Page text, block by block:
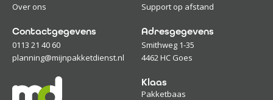
Over ons
Support op afstand
Contactgegevens
0113 21 40 60
planning@mijnpakketdienst.nl
Adresgegevens
Smithweg 1-35
4462 HC Goes
Klaas
Pakketbaas